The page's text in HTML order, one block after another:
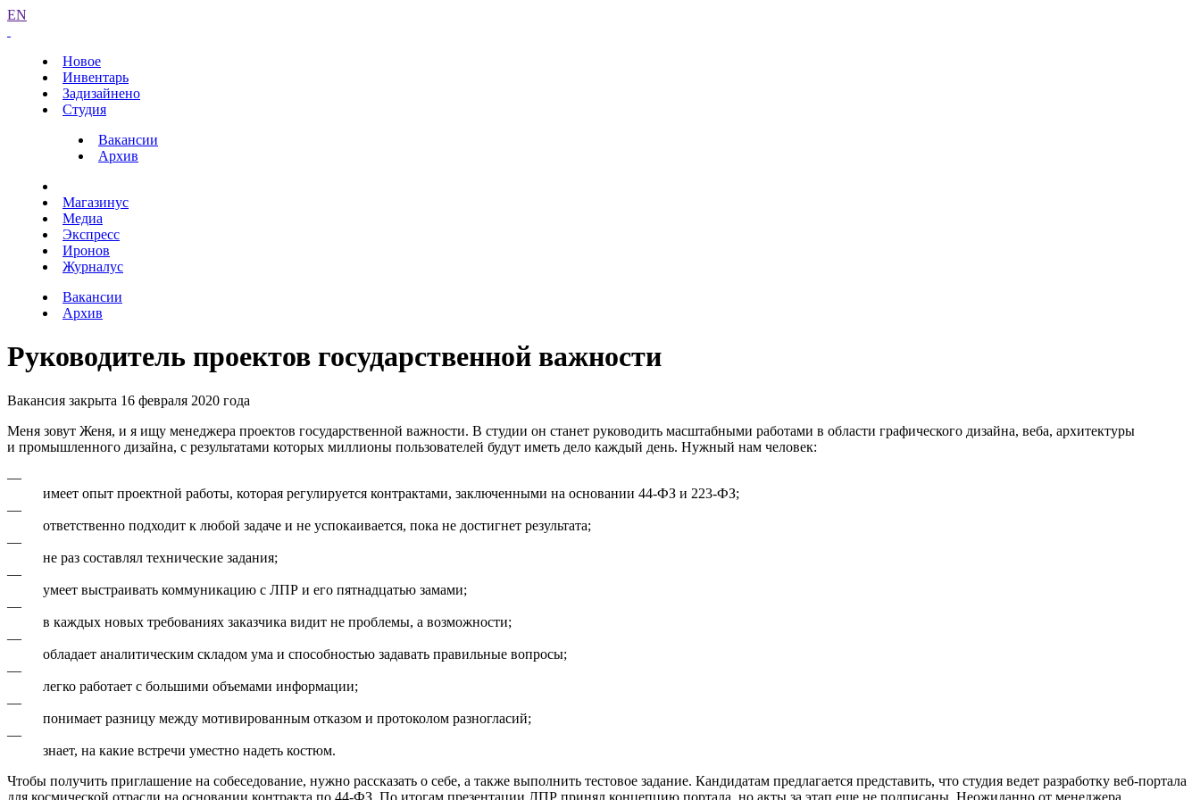
EN
Новое
Инвентарь
Задизайнено
Студия
Вакансии
Архив
Магазинус
Медиа
Экспресс
Иронов
Журналус
Вакансии
Архив
Руководитель проектов государственной важности
Вакансия закрыта 16 февраля 2020 года
Меня зовут Женя, и я ищу менеджера проектов государственной важности. В студии он станет руководить масштабными работами в области графического дизайна, веба, архитектуры
и промышленного дизайна, с результатами которых миллионы пользователей будут иметь дело каждый день. Нужный нам человек:
—
имеет опыт проектной работы, которая регулируется контрактами, заключенными на основании 44-ФЗ и 223-ФЗ;
—
ответственно подходит к любой задаче и не успокаивается, пока не достигнет результата;
—
не раз составлял технические задания;
—
умеет выстраивать коммуникацию с ЛПР и его пятнадцатью замами;
—
в каждых новых требованиях заказчика видит не проблемы, а возможности;
—
обладает аналитическим складом ума и способностью задавать правильные вопросы;
—
легко работает с большими объемами информации;
—
понимает разницу между мотивированным отказом и протоколом разногласий;
—
знает, на какие встречи уместно надеть костюм.
Чтобы получить приглашение на собеседование, нужно рассказать о себе, а также выполнить тестовое задание. Кандидатам предлагается представить, что студия ведет разработку веб-портала
для космической отрасли на основании контракта по 44-ФЗ. По итогам презентации ЛПР принял концепцию портала, но акты за этап еще не подписаны. Неожиданно от менеджера